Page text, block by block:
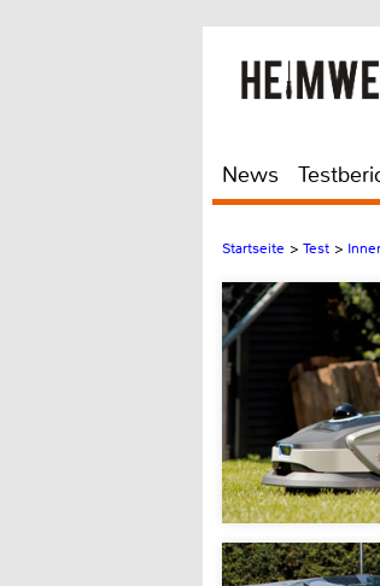
News
Startseite > Test >